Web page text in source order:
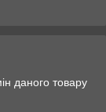
даного товару